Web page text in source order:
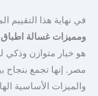
في نهاية هذا التقييم
ومميزات غسالة اطباق بيكو
هو خيار متوازن وذكي
مصر. إنها تجمع بنجاح
والميزات الأساسية